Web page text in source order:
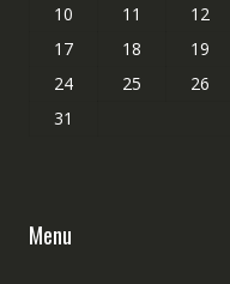
10
11 12
17
18 19
24
25 26
31
Menu